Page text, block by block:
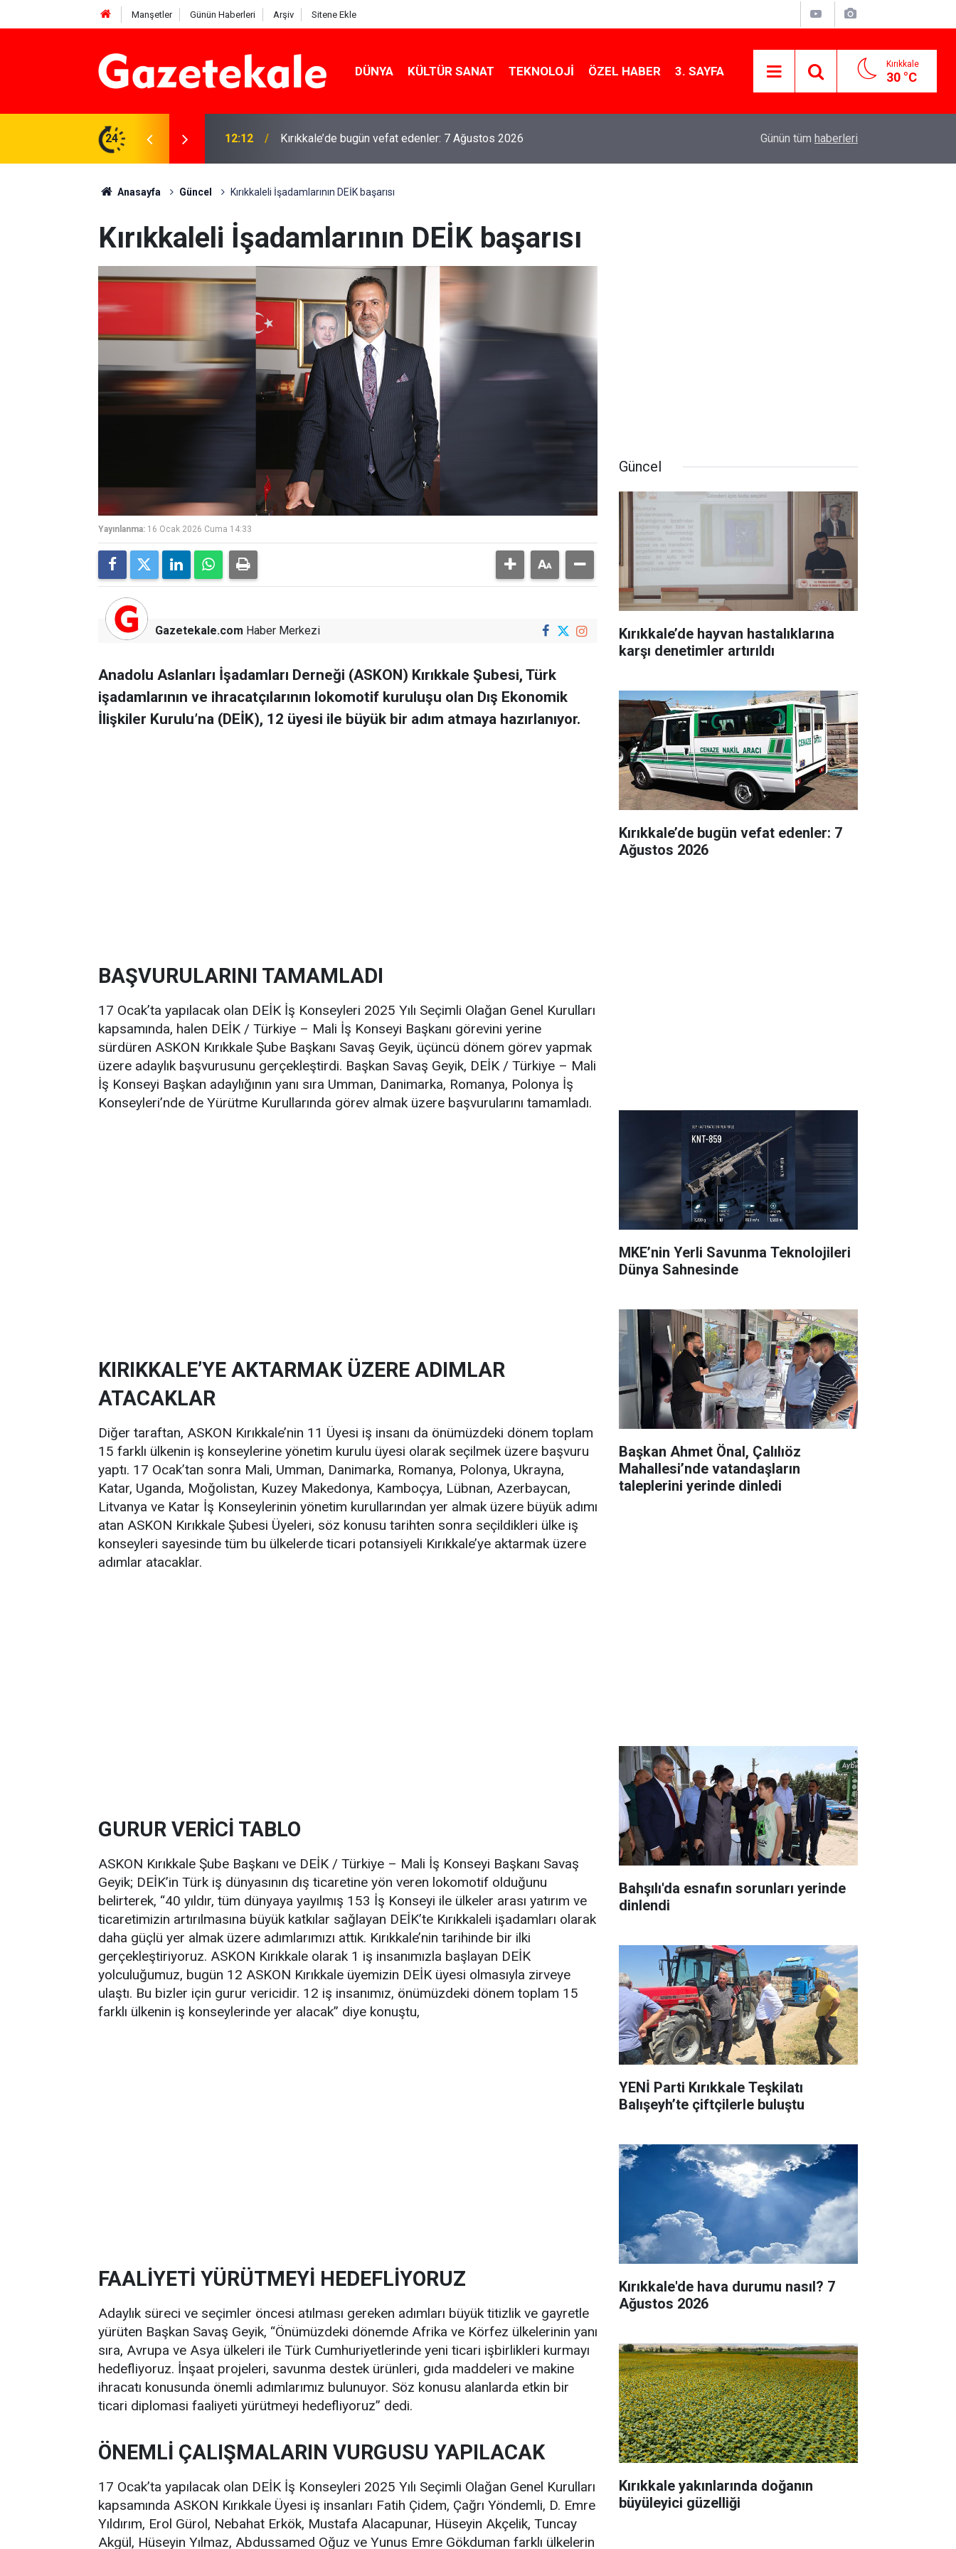
Manşetler Günün Haberleri Arşiv Sitene Ekle
DÜNYA KÜLTÜR SANAT TEKNOLOJI ÖZEL HABER 3. SAYFA Kırıkkale
30 °C
24
karşı denetimler artırıldı 12:12 Kırıkkale’de bugün vefat edenler: 7 Ağustos 2026 MKE’nin Yerli Savunma Teknolojileri Dünya
Günün tüm haberleri
Anasayfa Güncel Kırıkkaleli İşadamlarının DEİK başarısı
Kırıkkaleli İşadamlarının DEİK başarısı
Yayınlanma: 16 Ocak 2026 Cuma 14:33
Gazetekale.com Haber Merkezi
Anadolu Aslanları İşadamları Derneği (ASKON) Kırıkkale Şubesi, Türk
işadamlarının ve ihracatçılarının lokomotif kuruluşu olan Dış Ekonomik
İlişkiler Kurulu’na (DEİK), 12 üyesi ile büyük bir adım atmaya hazırlanıyor.
BAŞVURULARINI TAMAMLADI
17 Ocak’ta yapılacak olan DEİK İş Konseyleri 2025 Yılı Seçimli Olağan Genel Kurulları
kapsamında, halen DEİK / Türkiye – Mali İş Konseyi Başkanı görevini yerine
sürdüren ASKON Kırıkkale Şube Başkanı Savaş Geyik, üçüncü dönem görev yapmak
üzere adaylık başvurusunu gerçekleştirdi. Başkan Savaş Geyik, DEİK / Türkiye – Mali
İş Konseyi Başkan adaylığının yanı sıra Umman, Danimarka, Romanya, Polonya İş
Konseyleri’nde de Yürütme Kurullarında görev almak üzere başvurularını tamamladı.
KIRIKKALE’YE AKTARMAK ÜZERE ADIMLAR
ATACAKLAR
Diğer taraftan, ASKON Kırıkkale’nin 11 Üyesi iş insanı da önümüzdeki dönem toplam
15 farklı ülkenin iş konseylerine yönetim kurulu üyesi olarak seçilmek üzere başvuru
yaptı. 17 Ocak’tan sonra Mali, Umman, Danimarka, Romanya, Polonya, Ukrayna,
Katar, Uganda, Moğolistan, Kuzey Makedonya, Kamboçya, Lübnan, Azerbaycan,
Litvanya ve Katar İş Konseylerinin yönetim kurullarından yer almak üzere büyük adımı
atan ASKON Kırıkkale Şubesi Üyeleri, söz konusu tarihten sonra seçildikleri ülke iş
konseyleri sayesinde tüm bu ülkelerde ticari potansiyeli Kırıkkale’ye aktarmak üzere
adımlar atacaklar.
GURUR VERİCİ TABLO
ASKON Kırıkkale Şube Başkanı ve DEİK / Türkiye – Mali İş Konseyi Başkanı Savaş
Geyik; DEİK’in Türk iş dünyasının dış ticaretine yön veren lokomotif olduğunu
belirterek, “40 yıldır, tüm dünyaya yayılmış 153 İş Konseyi ile ülkeler arası yatırım ve
ticaretimizin artırılmasına büyük katkılar sağlayan DEİK’te Kırıkkaleli işadamları olarak
daha güçlü yer almak üzere adımlarımızı attık. Kırıkkale’nin tarihinde bir ilki
gerçekleştiriyoruz. ASKON Kırıkkale olarak 1 iş insanımızla başlayan DEİK
yolculuğumuz, bugün 12 ASKON Kırıkkale üyemizin DEİK üyesi olmasıyla zirveye
ulaştı. Bu bizler için gurur vericidir. 12 iş insanımız, önümüzdeki dönem toplam 15
farklı ülkenin iş konseylerinde yer alacak” diye konuştu,
FAALİYETİ YÜRÜTMEYİ HEDEFLİYORUZ
Adaylık süreci ve seçimler öncesi atılması gereken adımları büyük titizlik ve gayretle
yürüten Başkan Savaş Geyik, “Önümüzdeki dönemde Afrika ve Körfez ülkelerinin yanı
sıra, Avrupa ve Asya ülkeleri ile Türk Cumhuriyetlerinde yeni ticari işbirlikleri kurmayı
hedefliyoruz. İnşaat projeleri, savunma destek ürünleri, gıda maddeleri ve makine
ihracatı konusunda önemli adımlarımız bulunuyor. Söz konusu alanlarda etkin bir
ticari diplomasi faaliyeti yürütmeyi hedefliyoruz” dedi.
ÖNEMLİ ÇALIŞMALARIN VURGUSU YAPILACAK
17 Ocak’ta yapılacak olan DEİK İş Konseyleri 2025 Yılı Seçimli Olağan Genel Kurulları
kapsamında ASKON Kırıkkale Üyesi iş insanları Fatih Çidem, Çağrı Yöndemli, D. Emre
Yıldırım, Erol Gürol, Nebahat Erkök, Mustafa Alacapunar, Hüseyin Akçelik, Tuncay
Akgül, Hüseyin Yılmaz, Abdussamed Oğuz ve Yunus Emre Gökduman farklı ülkelerin
Güncel
Kırıkkale’de hayvan hastalıklarına
karşı denetimler artırıldı
Kırıkkale’de bugün vefat edenler: 7
Ağustos 2026
MKE’nin Yerli Savunma Teknolojileri
Dünya Sahnesinde
Başkan Ahmet Önal, Çalılıöz
Mahallesi’nde vatandaşların
taleplerini yerinde dinledi
Bahşılı'da esnafın sorunları yerinde
dinlendi
YENİ Parti Kırıkkale Teşkilatı
Balışeyh’te çiftçilerle buluştu
Kırıkkale'de hava durumu nasıl? 7
Ağustos 2026
Kırıkkale yakınlarında doğanın
büyüleyici güzelliği